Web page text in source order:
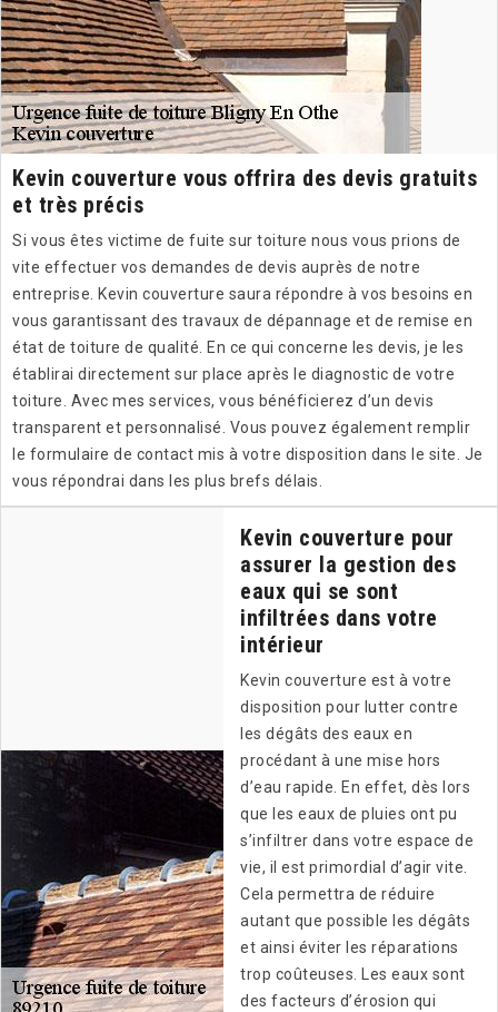
Kevin couverture vous offrira des devis gratuits
et très précis
Si vous êtes victime de fuite sur toiture nous vous prions de
vite effectuer vos demandes de devis auprès de notre
entreprise. Kevin couverture saura répondre à vos besoins en
vous garantissant des travaux de dépannage et de remise en
état de toiture de qualité. En ce qui concerne les devis, je les
établirai directement sur place après le diagnostic de votre
toiture. Avec mes services, vous bénéficierez d’un devis
transparent et personnalisé. Vous pouvez également remplir
le formulaire de contact mis à votre disposition dans le site. Je
vous répondrai dans les plus brefs délais.
Kevin couverture pour
assurer la gestion des
eaux qui se sont
infiltrées dans votre
intérieur
Kevin couverture est à votre
disposition pour lutter contre
les dégâts des eaux en
procédant à une mise hors
d’eau rapide. En effet, dès lors
que les eaux de pluies ont pu
s’infiltrer dans votre espace de
vie, il est primordial d’agir vite.
Cela permettra de réduire
autant que possible les dégâts
et ainsi éviter les réparations
trop coûteuses. Les eaux sont
des facteurs d’érosion qui